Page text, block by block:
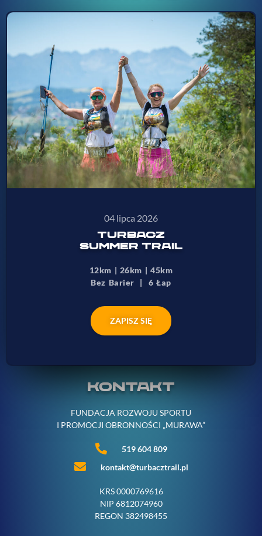
KONTAKT
FUNDACJA ROZWOJU SPORTU
I PROMOCJI OBRONNOŚCI „MURAWA”
519 604 809
kontakt@turbacztrail.pl
KRS 0000769616
NIP 6812074960
REGON 382498455
04 lipca 2026
TURBACZ
SUMMER TRAIL
12km | 26km | 45km
Bez Barier | 6 Łap
ZAPISZ SIĘ